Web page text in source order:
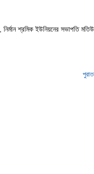
শ্রমিক ইউনিয়নের সভাপতি